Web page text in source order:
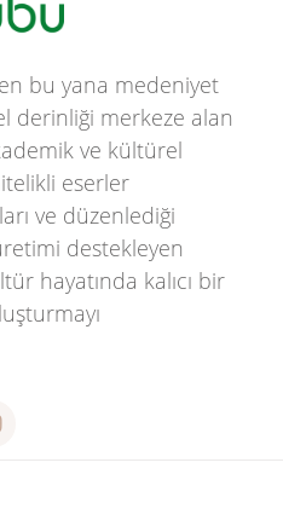
bu yana medeniyet
derinliği merkeze alan
ve kültürel
eserler
ve düzenlediği
destekleyen
hayatında kalıcı bir